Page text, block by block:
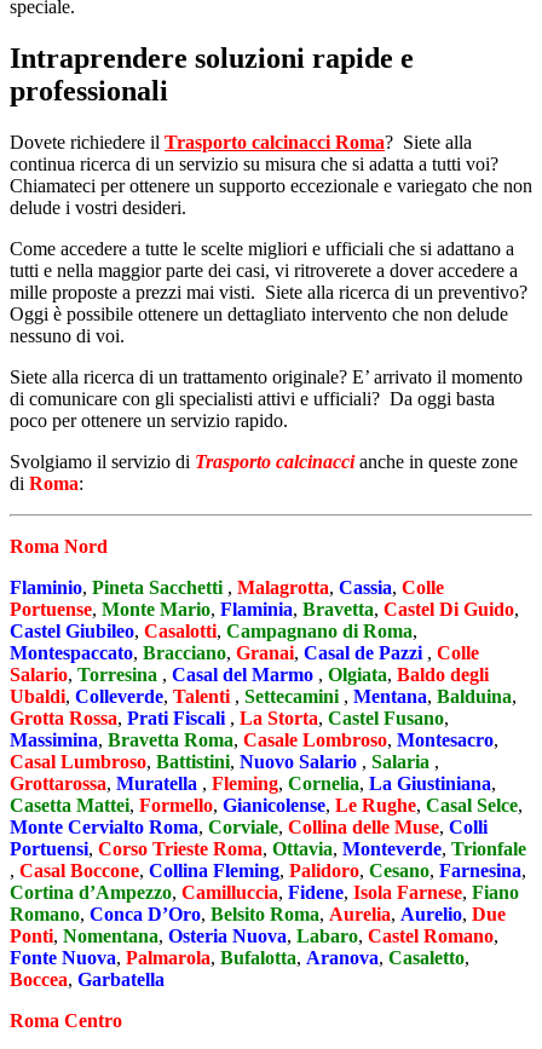
speciale.
Intraprendere soluzioni rapide e
professionali
Dovete richiedere il Trasporto calcinacci Roma? Siete alla
continua ricerca di un servizio su misura che si adatta a tutti voi?
Chiamateci per ottenere un supporto eccezionale e variegato che non
delude i vostri desideri.
Come accedere a tutte le scelte migliori e ufficiali che si adattano a
tutti e nella maggior parte dei casi, vi ritroverete a dover accedere a
mille proposte a prezzi mai visti. Siete alla ricerca di un preventivo?
Oggi è possibile ottenere un dettagliato intervento che non delude
nessuno di voi.
Siete alla ricerca di un trattamento originale? E’ arrivato il momento
di comunicare con gli specialisti attivi e ufficiali? Da oggi basta
poco per ottenere un servizio rapido.
Svolgiamo il servizio di Trasporto calcinaccianche in queste zone
di Roma:
Roma Nord
Flaminio, Pineta Sacchetti , Malagrotta, Cassia, Colle
Portuense, Monte Mario, Flaminia, Bravetta, Castel Di Guido,
Castel Giubileo, Casalotti, Campagnano di Roma,
Montespaccato, Bracciano, Granai, Casal de Pazzi , Colle
Salario, Torresina , Casal del Marmo , Olgiata, Baldo degli
Ubaldi, Colleverde, Talenti , Settecamini , Mentana, Balduina,
Grotta Rossa, Prati Fiscali , La Storta, Castel Fusano,
Massimina, Bravetta Roma, Casale Lombroso, Montesacro,
Casal Lumbroso, Battistini, Nuovo Salario , Salaria ,
Grottarossa, Muratella , Fleming, Cornelia, La Giustiniana,
Casetta Mattei, Formello, Gianicolense, Le Rughe, Casal Selce,
Monte Cervialto Roma, Corviale, Collina delle Muse, Colli
Portuensi, Corso Trieste Roma, Ottavia, Monteverde, Trionfale
, Casal Boccone, Collina Fleming, Palidoro, Cesano, Farnesina,
Cortina d’Ampezzo, Camilluccia, Fidene, Isola Farnese, Fiano
Romano, Conca D’Oro, Belsito Roma, Aurelia, Aurelio, Due
Ponti, Nomentana, Osteria Nuova, Labaro, Castel Romano,
Fonte Nuova, Palmarola, Bufalotta, Aranova, Casaletto,
Boccea, Garbatella
Roma Centro